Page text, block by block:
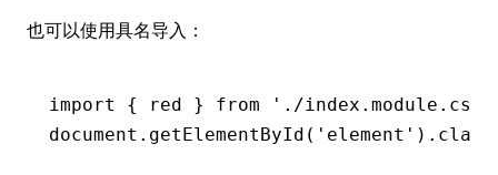
也可以使用具名导入：
import { red } from './index.module.css'
document .getElementById ( 'element'